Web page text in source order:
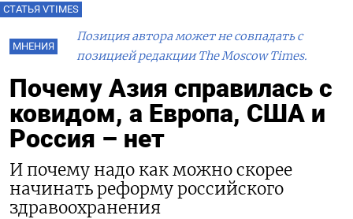
СТАТЬЯ VTIMES
МНЕНИЯ
Позиция автора может не совпадать с
позицией редакции The Moscow Times.
Почему Азия справилась с
ковидом, а Европа, США и
Россия – нет
И почему надо как можно скорее
начинать реформу российского
здравоохранения